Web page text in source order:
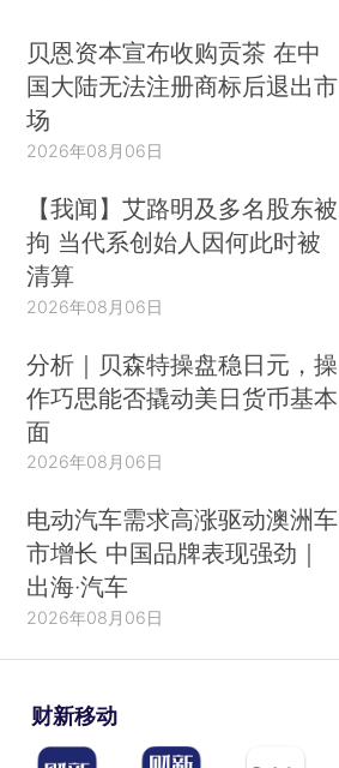
贝恩资本宣布收购贡茶 在中
国大陆无法注册商标后退出市
场
2026年08月06日
【我闻】艾路明及多名股东被
拘 当代系创始人因何此时被
清算
2026年08月06日
分析｜贝森特操盘稳日元，操
作巧思能否撬动美日货币基本
面
2026年08月06日
电动汽车需求高涨驱动澳洲车
市增长 中国品牌表现强劲｜
出海·汽车
2026年08月06日
财新移动